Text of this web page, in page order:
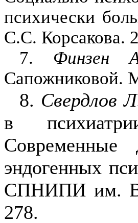
психически
С.С. Корсакова.
7. Финзен
Сапожниковой.
8. Свердлов
в
Современные
эндогенных
СПНИПИ им.
278.